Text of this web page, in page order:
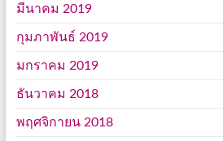
มีนาคม 2019
กุมภาพันธ์ 2019
มกราคม 2019
ธันวาคม 2018
พฤศจิกายน 2018